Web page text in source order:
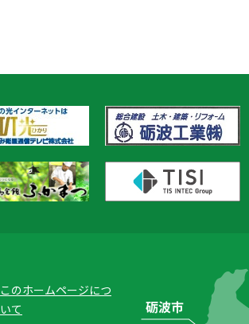
このホームページにつ
いて